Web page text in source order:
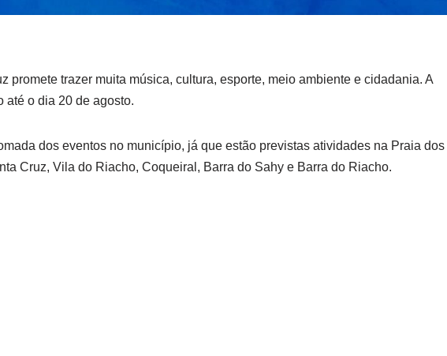
promete trazer muita música, cultura, esporte, meio ambiente e cidadania. A
até o dia 20 de agosto.
dos eventos no município, já que estão previstas atividades na Praia dos
Cruz, Vila do Riacho, Coqueiral, Barra do Sahy e Barra do Riacho.